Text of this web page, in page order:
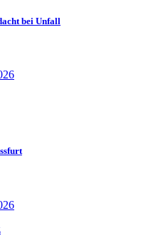
bei Unfall